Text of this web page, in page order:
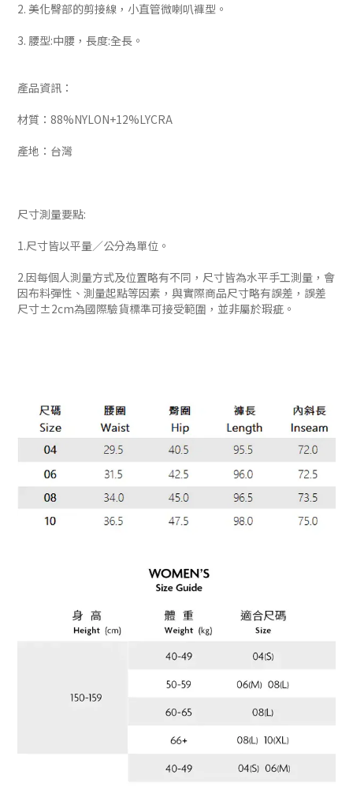
2. 美化臀部的剪接線，小直管微喇叭褲型。
3. 腰型:中腰，長度:全長。
產品資訊：
材質：88%NYLON+12%LYCRA
產地：台灣
尺寸測量要點:
1.尺寸皆以平量／公分為單位。
2.因每個人測量方式及位置略有不同，尺寸皆為水平手工測量，會
因布料彈性、測量起點等因素，與實際商品尺寸略有誤差，誤差
尺寸±2cm為國際驗貨標準可接受範圍，並非屬於瑕疵。